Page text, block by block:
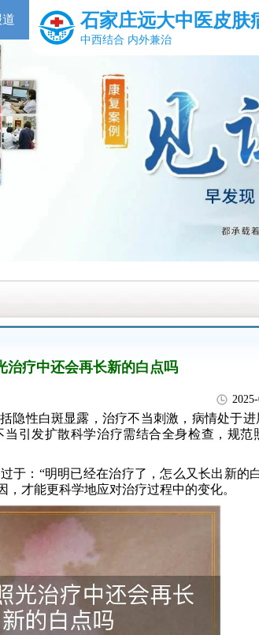
石家庄远大中医皮肤
中西结合 内外兼治
治疗中还会再长新的白点吗
性白斑显露，治疗不当刺激，病情处于进
引发扩散科学治疗需结合全身检查，规范
于：“明明已经在治疗了，怎么又长出新的
才能更科学地应对治疗过程中的变化。